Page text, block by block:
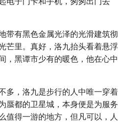
带有黑色金属光泽的光滑建筑彻
芒里。真好，洛九抬头看着悬浮
，黑谭市少有的暖色，他在心中
多，洛九是步行的人中唯一穿着
蜃都的卫星城，本身便是为服务
值得一游的地方，但凡可以，人